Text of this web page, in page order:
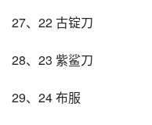
27、22 古锭刀
28、23 紫鲨刀
29、24 布服